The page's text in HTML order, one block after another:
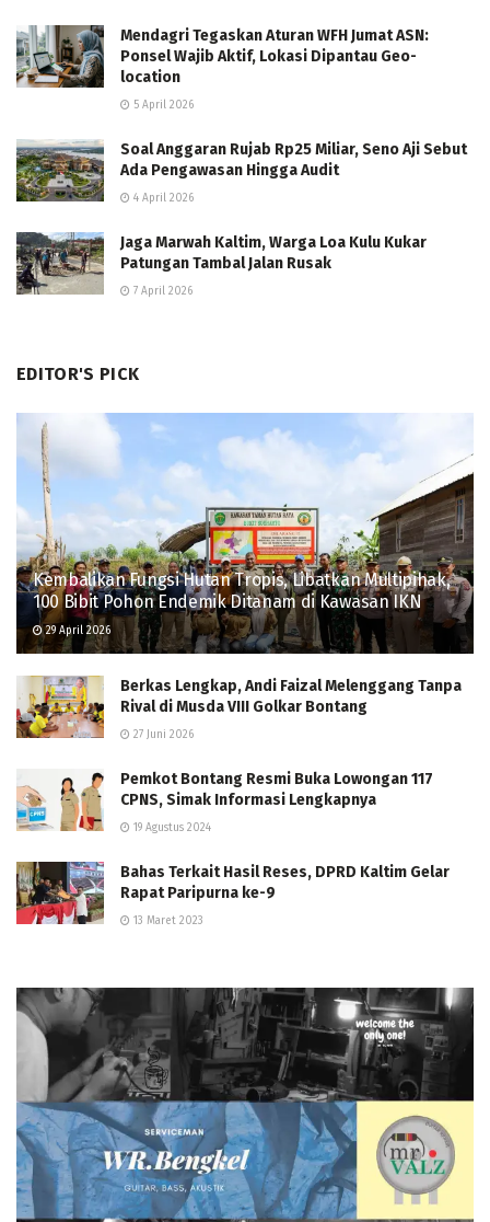
Mendagri Tegaskan Aturan WFH Jumat ASN:
Ponsel Wajib Aktif, Lokasi Dipantau Geo-
location
5 April 2026
Soal Anggaran Rujab Rp25 Miliar, Seno Aji Sebut
Ada Pengawasan Hingga Audit
4 April 2026
Jaga Marwah Kaltim, Warga Loa Kulu Kukar
Patungan Tambal Jalan Rusak
7 April 2026
EDITOR'S PICK
Kembalikan Fungsi Hutan Tropis, Libatkan Multipihak,
100 Bibit Pohon Endemik Ditanam di Kawasan IKN
29 April 2026
Berkas Lengkap, Andi Faizal Melenggang Tanpa
Rival di Musda VIII Golkar Bontang
27 Juni 2026
Pemkot Bontang Resmi Buka Lowongan 117
CPNS, Simak Informasi Lengkapnya
19 Agustus 2024
Bahas Terkait Hasil Reses, DPRD Kaltim Gelar
Rapat Paripurna ke-9
13 Maret 2023